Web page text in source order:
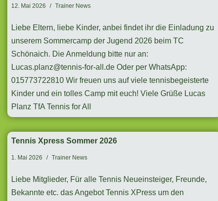
12. Mai 2026 Trainer News
Liebe Eltern, liebe Kinder, anbei findet ihr die Einladung zu
unserem Sommercamp der Jugend 2026 beim TC
Schönaich. Die Anmeldung bitte nur an:
Lucas.planz@tennis-for-all.de Oder per WhatsApp:
015773722810 Wir freuen uns auf viele tennisbegeisterte
Kinder und ein tolles Camp mit euch! Viele Grüße Lucas
Planz TfA Tennis for All
Tennis Xpress Sommer 2026
1. Mai 2026 Trainer News
Liebe Mitglieder, Für alle Tennis Neueinsteiger, Freunde,
Bekannte etc. das Angebot Tennis XPress um den